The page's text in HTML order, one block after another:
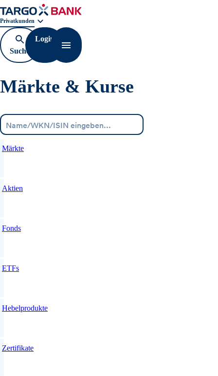
Geschäftsbereichnavigation. Aktuelle Auswahl:
Privatkunden
Suche
öffnen
Login
Navigation öffnen
Märkte & Kurse
Märkte
Aktien
Fonds
ETFs
Hebelprodukte
Zertifikate